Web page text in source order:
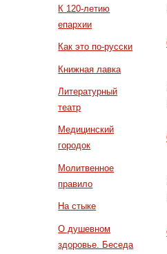
К 120-летию
епархии
Как это по-русски
Книжная лавка
Литературный
театр
Медицинский
городок
Молитвенное
правило
На стыке
О душевном
здоровье. Беседа